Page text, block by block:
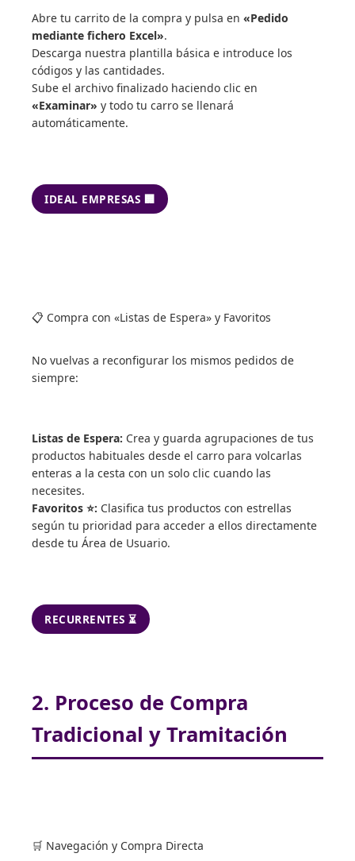
Abre tu carrito de la compra y pulsa en «Pedido
mediante fichero Excel».
Descarga nuestra plantilla básica e introduce los
códigos y las cantidades.
Sube el archivo finalizado haciendo clic en
«Examinar» y todo tu carro se llenará
automáticamente.
IDEAL EMPRESAS 🏢
📋 Compra con «Listas de Espera» y Favoritos
No vuelvas a reconfigurar los mismos pedidos de
siempre:
Listas de Espera: Crea y guarda agrupaciones de tus
productos habituales desde el carro para volcarlas
enteras a la cesta con un solo clic cuando las
necesites.
Favoritos ⭐: Clasifica tus productos con estrellas
según tu prioridad para acceder a ellos directamente
desde tu Área de Usuario.
RECURRENTES ⏳
2. Proceso de Compra
Tradicional y Tramitación
🛒 Navegación y Compra Directa